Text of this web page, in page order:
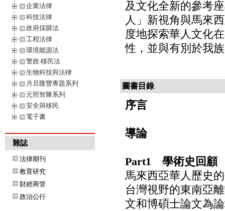
企業法律
科技法律
政府採購法
工程法律
環境能源法
警政‧移民法
生物科技與法律
月旦匯豐專題系列
元照智勝系列
安全與移民
電子書
雜誌
法律期刊
教育研究
財經商管
政治公行
及文化全新的參考
人」新視角與馬來
度地探索華人文化
性，並與有別於我
圖書目錄
序言
導論
Part1 學術史回顧
馬來西亞華人歷史
台灣視野的東南亞
文和博碩士論文為